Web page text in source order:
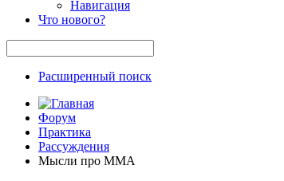
Навигация
Что нового?
Расширенный поиск
Форум
Практика
Рассуждения
Мысли про ММА